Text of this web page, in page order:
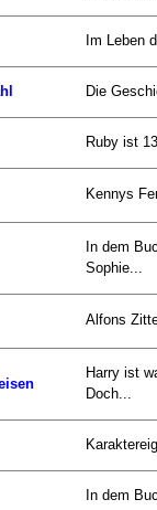
Im Leben
Die
Ruby ist
Kennys
In dem
Sophie...
Alfons
Harry ist
Doch...
In dem